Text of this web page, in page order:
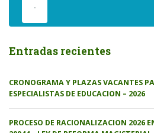
.
Entradas recientes
CRONOGRAMA Y PLAZAS VACANTES
ESPECIALISTAS DE EDUCACION – 2026
PROCESO DE RACIONALIZACION 2026